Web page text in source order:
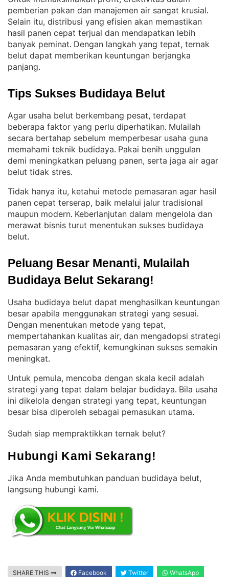
pemberian pakan dan manajemen air sangat krusial
Selain itu, distribusi yang efisien akan memastikan
hasil panen cepat terjual dan mendapatkan lebih
banyak peminat. Dengan langkah yang tepat, ternak
belut dapat memberikan keuntungan berjangka
panjang.
Tips Sukses Budidaya Belut
Agar usaha belut berkembang pesat, terdapat
beberapa faktor yang perlu diperhatikan. Mulailah
secara bertahap sebelum memperbesar usaha guna
memahami teknik budidaya. Pakai benih unggulan
demi meningkatkan peluang panen, serta jaga air agar
belut tidak stres.
Tidak hanya itu, ketahui metode pemasaran agar hasil
panen cepat terserap, baik melalui jalur tradisional
maupun modern. Keberlanjutan dalam mengelola dan
merawat bisnis turut menentukan sukses budidaya
belut.
Peluang Besar Menanti, Mulailah
Budidaya Belut Sekarang!
Usaha budidaya belut dapat menghasilkan keuntungan
besar apabila menggunakan strategi yang sesuai
Dengan menentukan metode yang tepat,
mempertahankan kualitas air, dan mengadopsi strategi
pemasaran yang efektif, kemungkinan sukses semakin
meningkat.
Untuk pemula, mencoba dengan skala kecil adalah
strategi yang tepat dalam belajar budidaya. Bila usaha
ini dikelola dengan strategi yang tepat, keuntungan
besar bisa diperoleh sebagai pemasukan utama.
Sudah siap mempraktikkan ternak belut?
Hubungi Kami Sekarang!
Jika Anda membutuhkan panduan budidaya belut,
langsung hubungi kami.
SHARE THIS Facebook Twitter WhatsApp